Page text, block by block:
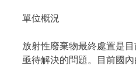
單位概況
放射性廢棄物最終處置是
亟待解決的問題。目前國